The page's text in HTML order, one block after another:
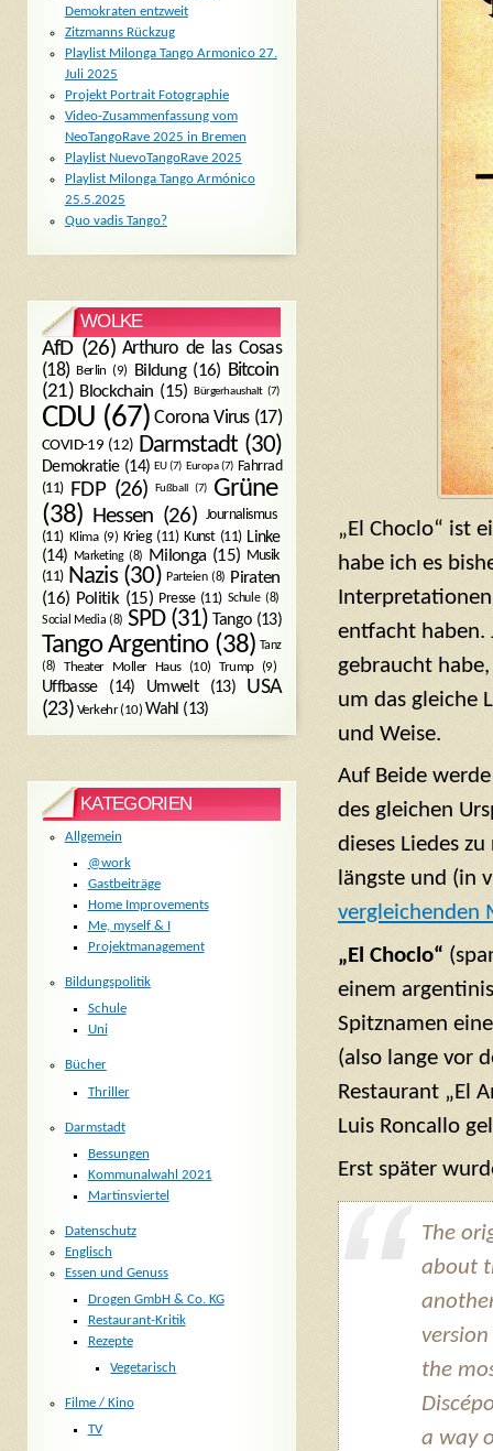
„El Choclo“ ist
habe ich es
entfacht haben.
gebraucht
um das gleiche
und Weise.
Auf Beide
des gleichen
dieses Liedes
längste und (in
vergleichenden
„El Choclo“
einem
Spitznamen
(also lange vor
Restaurant „El
Luis Roncallo
Erst später
The
about
the
a way
Demokraten entzweit
Zitzmanns Rückzug
Playlist Milonga Tango Armonico 27.
Juli 2025
Projekt Portrait Fotographie
Video-Zusammenfassung vom
NeoTangoRave 2025 in Bremen
Playlist NuevoTangoRave 2025
Playlist Milonga Tango Armónico
25.5.2025
Quo vadis Tango?
WOLKE
AfD(26) Arthuro de las Cosas
(18) Berlin (9) Bildung(16) Bitcoin
(21) Blockchain (15) Bürgerhaushalt (7)
CDU (67) Corona Virus(17)
COVID-19 (12) Darmstadt (30)
Demokratie(14) EU(7) Europa(7) Fahrrad
(11)
FDP(26) Fußball (7)
Grüne
(38) Hessen (26) Journalismus
(11) Klima(9) Krieg(11) Kunst(11) Linke
(14) Marketing(8) Milonga(15) Musik
(11) Nazis(30) Parteien(8) Piraten
(16) Politik(15) Presse(11) Schule(8)
Social Media (8) SPD(31) Tango(13)
Tango Argentino(38) Tanz
(8)
Theater Moller Haus(10) Trump(9)
Uffbasse(14) Umwelt(13)
USA
(23) Verkehr(10) Wahl (13)
KATEGORIEN
Allgemein
@work
Gastbeiträge
Home Improvements
Me, myself & I
Projektmanagement
Bildungspolitik
Schule
Uni
Bücher
Thriller
Darmstadt
Bessungen
Kommunalwahl 2021
Martinsviertel
Datenschutz
Englisch
Essen und Genuss
Drogen GmbH & Co. KG
Restaurant-Kritik
Rezepte
Vegetarisch
Filme / Kino
TV